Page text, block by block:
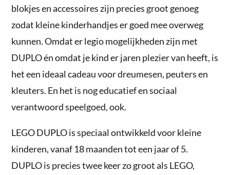
blokjes en accessoires zijn precies groot genoeg
zodat kleine kinderhandjes er goed mee overweg
kunnen. Omdat er legio mogelijkheden zijn met
DUPLO én omdat je kind er jaren plezier van heeft, is
het een ideaal cadeau voor dreumesen, peuters en
kleuters. En het is nog educatief en sociaal
verantwoord speelgoed, ook.
LEGO DUPLO is speciaal ontwikkeld voor kleine
kinderen, vanaf 18 maanden tot een jaar of 5.
DUPLO is precies twee keer zo groot als LEGO,